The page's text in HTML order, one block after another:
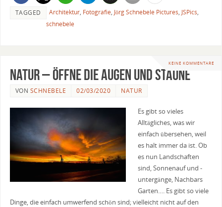
TAGGED Architektur, Fotografie, Jörg Schnebele Pictures, JSPics,
schnebele
KEINE KOMMENTARE
Natur – Öffne die Augen und staune
VON SCHNEBELE 02/03/2020 NATUR
Es gibt so vieles
Alltägliches, was wir
einfach übersehen, weil
es halt immer da ist. Ob
es nun Landschaften
sind, Sonnenauf und -
untergänge, Nachbars
Garten…. Es gibt so viele
Dinge, die einfach umwerfend schön sind; vielleicht nicht auf den